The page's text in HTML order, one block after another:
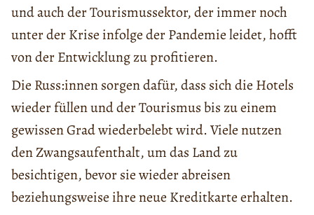
und auch der Tourismussektor, der immer noch
unter der Krise infolge der Pandemie leidet, hofft
von der Entwicklung zu profitieren.
Die Russ:innen sorgen dafür, dass sich die Hotels
wieder füllen und der Tourismus bis zu einem
gewissen Grad wiederbelebt wird. Viele nutzen
den Zwangsaufenthalt, um das Land zu
besichtigen, bevor sie wieder abreisen
beziehungsweise ihre neue Kreditkarte erhalten.